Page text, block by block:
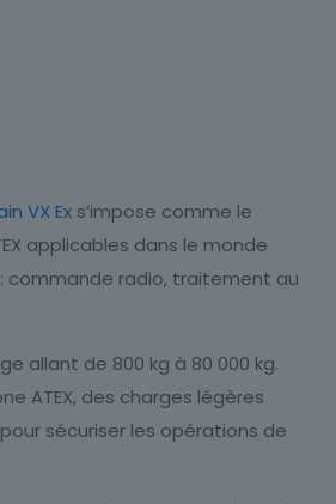
VX Ex s’impose comme le
applicables dans le monde
commande radio, traitement au
allant de 800 kg à 80 000 kg.
ATEX, des charges légères
sécuriser les opérations de